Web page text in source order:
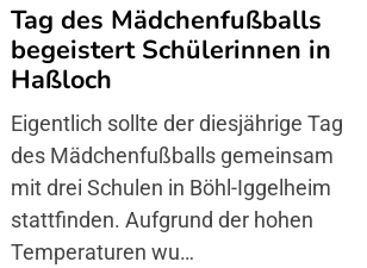
Tag des Mädchenfußballs
begeistert Schülerinnen in
Haßloch
Eigentlich sollte der diesjährige Tag
des Mädchenfußballs gemeinsam
mit drei Schulen in Böhl-Iggelheim
stattfinden. Aufgrund der hohen
Temperaturen wu…